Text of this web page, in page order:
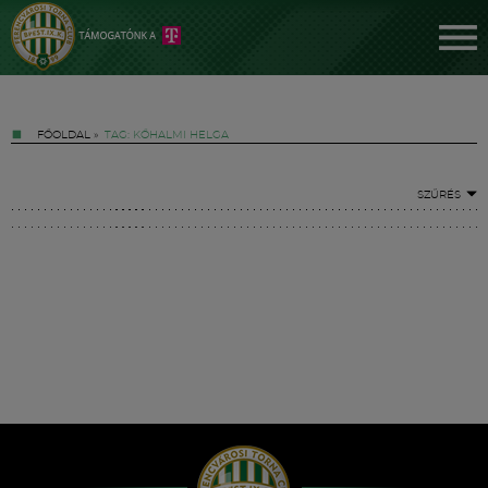
FŐOLDAL » TAG: KŐHALMI HELGA
SZŰRÉS
Hírek